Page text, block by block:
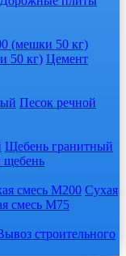
(мешки 50 кг)
50 кг) Цемент
Песок речной
Щебень гранитный
смесь М200 Сухая
смесь М75
строительного